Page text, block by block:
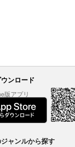
ンロード
版アプリ
ャンルから探す